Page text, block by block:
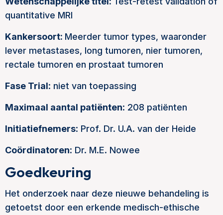
quantitative MRI
Kankersoort: Meerder tumor types, waaronder
lever metastases, long tumoren, nier tumoren,
rectale tumoren en prostaat tumoren
Fase Trial: niet van toepassing
Maximaal aantal patiënten: 208 patiënten
Initiatiefnemers: Prof. Dr. U.A. van der Heide
Coördinatoren: Dr. M.E. Nowee
Goedkeuring
Het onderzoek naar deze nieuwe behandeling is
getoetst door een erkende medisch-ethische